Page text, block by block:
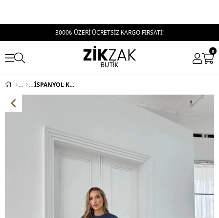
3000₺ ÜZERİ ÜCRETSİZ KARGO FIRSATI!
0
İSPANYOL KOL SALAŞ BLUZ VE PANTOLONLU TERS DİKİŞ İKİLİ TAKIM LACİVERT